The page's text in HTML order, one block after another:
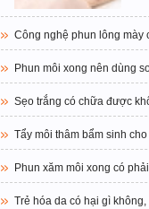
Công nghệ phun lông mày
Phun môi xong nên dùng
Sẹo trắng có chữa được
Tẩy môi thâm bẩm sinh
Phun xăm môi xong có
Trẻ hóa da có hại gì